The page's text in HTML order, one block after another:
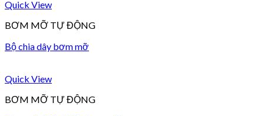
Quick View
BƠM MỠ TỰ ĐỘNG
Bộ chia dây bơm mỡ
Quick View
BƠM MỠ TỰ ĐỘNG